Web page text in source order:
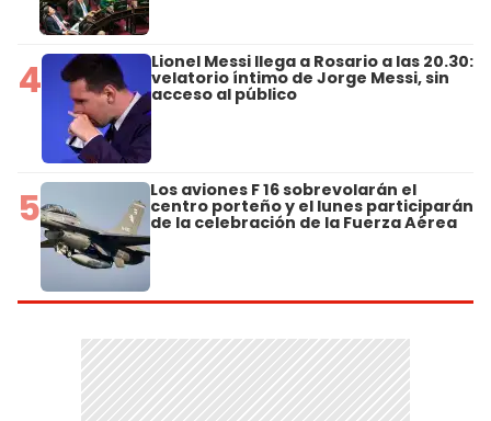
4 Lionel Messi llega a Rosario a las 20.30:
velatorio íntimo de Jorge Messi, sin
acceso al público
5 Los aviones F 16 sobrevolarán el
centro porteño y el lunes participarán
de la celebración de la Fuerza Aérea